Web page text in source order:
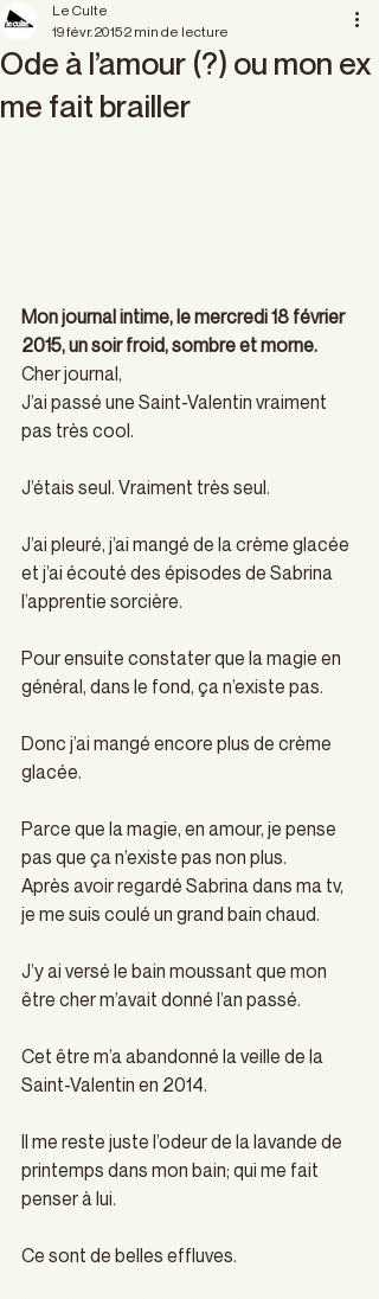
Ode à l’amour (?) ou mon ex
me fait brailler
Le Culte
19 févr. 20152 min de lecture
Mon journal intime, le mercredi 18 février
2015, un soir froid, sombre et morne.
Cher journal,
J’ai passé une Saint-Valentin vraiment
pas très cool.
J’étais seul. Vraiment très seul.
J’ai pleuré, j’ai mangé de la crème glacée
et j’ai écouté des épisodes de Sabrina
l’apprentie sorcière.
Pour ensuite constater que la magie en
général, dans le fond, ça n’existe pas.
Donc j’ai mangé encore plus de crème
glacée.
Parce que la magie, en amour, je pense
pas que ça n’existe pas non plus.
Après avoir regardé Sabrina dans ma tv,
je me suis coulé un grand bain chaud.
J’y ai versé le bain moussant que mon
être cher m’avait donné l’an passé.
Cet être m’a abandonné la veille de la
Saint-Valentin en 2014.
Il me reste juste l’odeur de la lavande de
printemps dans mon bain; qui me fait
penser à lui.
Ce sont de belles effluves.